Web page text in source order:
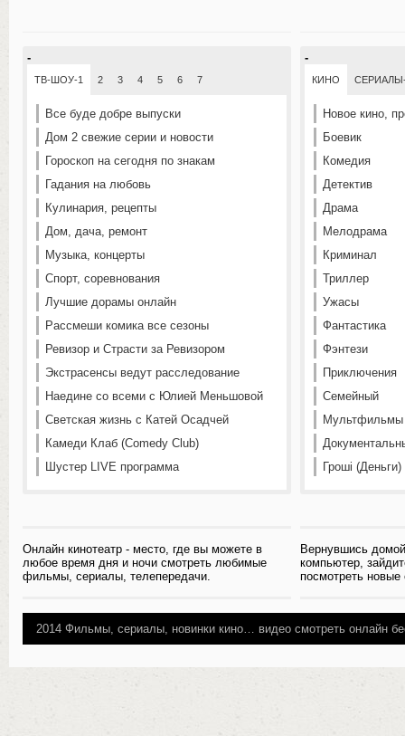
-
ТВ-ШОУ-1 2 3 4 5 6 7
Все буде добре выпуски
Дом 2 свежие серии и новости
Гороскоп на сегодня по знакам
Гадания на любовь
Кулинария, рецепты
Дом, дача, ремонт
Музыка, концерты
Спорт, соревнования
Лучшие дорамы онлайн
Рассмеши комика все сезоны
Ревизор и Страсти за Ревизором
Экстрасенсы ведут расследование
Наедине со всеми с Юлией Меньшовой
Светская жизнь с Катей Осадчей
Камеди Клаб (Comedy Club)
Шустер LIVE программа
Онлайн кинотеатр - место, где вы можете в
любое время дня и ночи смотреть любимые
фильмы, сериалы, телепередачи.
-
КИНО
Новое кино,
Боевик
Комедия
Детектив
Драма
Мелодрама
Криминал
Триллер
Ужасы
Фантастика
Фэнтези
Приключения
Семейный
Мультфильмы
Гроші
Вернувшись
компьютер,
посмотреть
2014 Фильмы, сериалы, новинки кино… видео смотреть онлайн